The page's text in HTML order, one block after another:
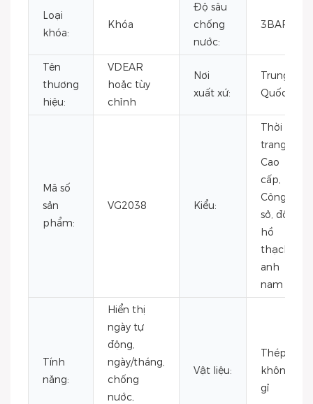
Loại
khóa:
Khóa
Độ sâu
chống
nước:
3BAR
Tên
thương
hiệu:
VDEAR
hoặc tùy
chỉnh
Nơi
xuất xứ:
Trung
Quốc
Mã số
sản
phẩm:
VG2038 Kiểu:
Thời
trang,
Cao
cấp,
Công
sở, đồng
hồ
thạch
anh
nam
Tính
năng:
Hiển thị
ngày tự
động,
ngày/tháng,
chống
nước,
Vật liệu:
Thép
không
gỉ